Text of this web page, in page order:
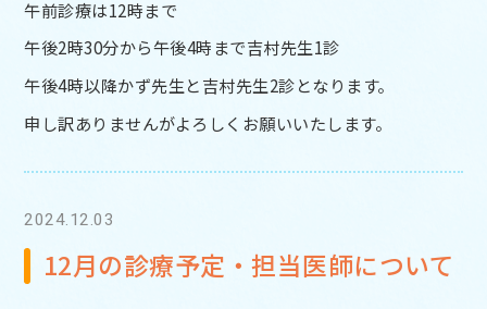
午前診療は12時まで
午後2時30分から午後4時まで吉村先生1診
午後4時以降かず先生と吉村先生2診となります。
申し訳ありませんがよろしくお願いいたします。
2024.12.03
12月の診療予定・担当医師について